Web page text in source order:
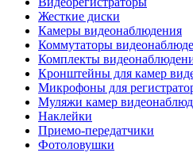
Жесткие диски
Камеры видеонаблюдения
Коммутаторы
Комплекты
Кронштейны для камер
Микрофоны для
Муляжи камер
Наклейки
Приемо-передатчики
Фотоловушки